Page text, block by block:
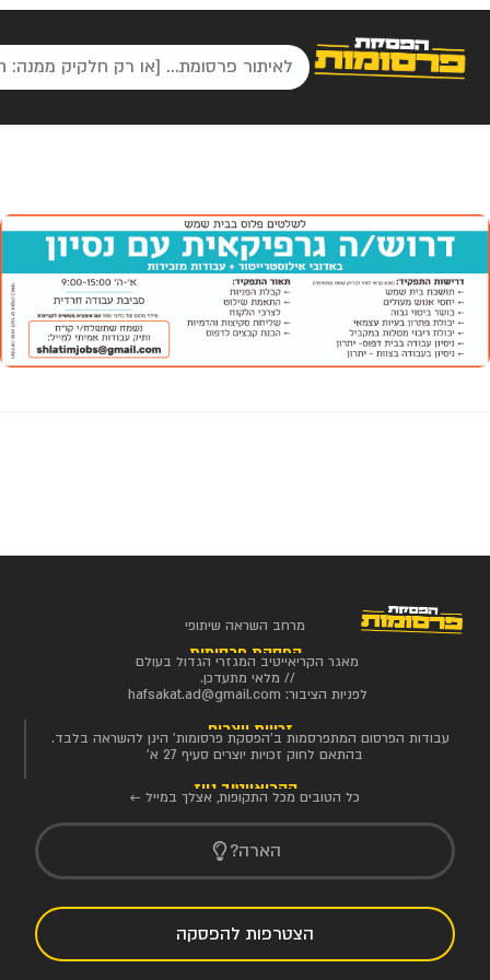
מרחב השראה שיתופי
הפסקת פרסומות
מאגר הקריאייטיב המגזרי הגדול בעולם
// מלאי מתעדכן.
לפניות הציבור: hafsakat.ad@gmail.com
זכויות יוצרים
עבודות הפרסום המתפרסמות ב'הפסקת פרסומות' הינן להשראה בלבד.
בהתאם לחוק זכויות יוצרים סעיף 27 א'
הקריאייטיב ניוז
כל הטובים מכל התקופות, אצלך במייל ←
הארה?
הצטרפות להפסקה